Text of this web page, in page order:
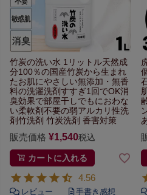
竹炭の洗い水 1リットル天然成
分100％の国産竹炭から生まれ
たお肌にやさしい無添加・無香
料の洗濯洗剤すすぎ1回でOK消
臭効果で部屋干しでもにおわな
い柔軟剤不要の弱アルカリ性洗
剤竹洗剤 竹炭洗剤 香害対策
販売価格 ¥1,540税込
カートに入れる
4.56